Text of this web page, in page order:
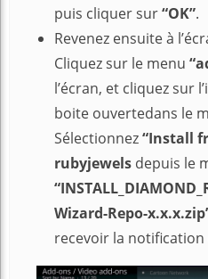
puis cliquer sur“OK”.
Revenez ensuite à
Cliquez sur le menu
l’écran, et cliquez sur
boite ouvertedans le
Sélectionnez“Install
rubyjewels depuis le
Wizard-Repo-
recevoir la notification